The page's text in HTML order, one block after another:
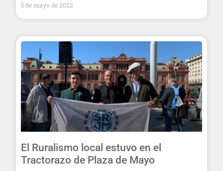
5 de mayo de 2022
El Ruralismo local estuvo en el
Tractorazo de Plaza de Mayo